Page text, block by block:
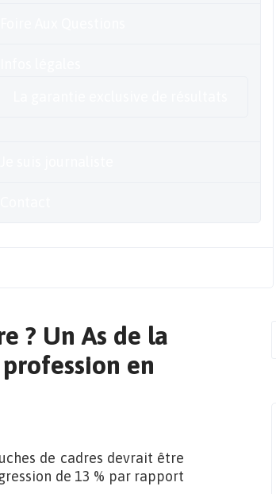
? Un As de la
en
de cadres devrait être
de 13 % par rapport